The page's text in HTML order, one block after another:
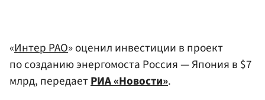
«Интер РАО» оценил инвестиции в проект
по созданию энергомоста Россия — Япония в $7
млрд, передаетРИА «Новости».